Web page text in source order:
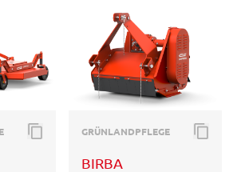
GRÜNLANDPFLEGE
BIRBA